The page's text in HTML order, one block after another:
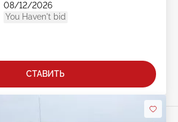
08/12/2026
You Haven't bid
СТАВИТЬ